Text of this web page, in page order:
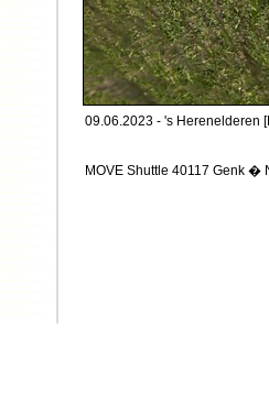
09.06.2023 - 's Herenelderen
MOVE Shuttle 40117 Genk �